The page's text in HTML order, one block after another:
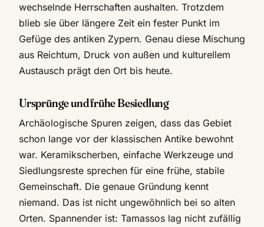
wechselnde Herrschaften aushalten. Trotzdem
blieb sie über längere Zeit ein fester Punkt im
Gefüge des antiken Zypern. Genau diese Mischung
aus Reichtum, Druck von außen und kulturellem
Austausch prägt den Ort bis heute.
Ursprünge und frühe Besiedlung
Archäologische Spuren zeigen, dass das Gebiet
schon lange vor der klassischen Antike bewohnt
war. Keramikscherben, einfache Werkzeuge und
Siedlungsreste sprechen für eine frühe, stabile
Gemeinschaft. Die genaue Gründung kennt
niemand. Das ist nicht ungewöhnlich bei so alten
Orten. Spannender ist: Tamassos lag nicht zufällig